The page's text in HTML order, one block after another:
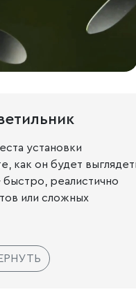
установки
как он будет
реалистично
или сложных